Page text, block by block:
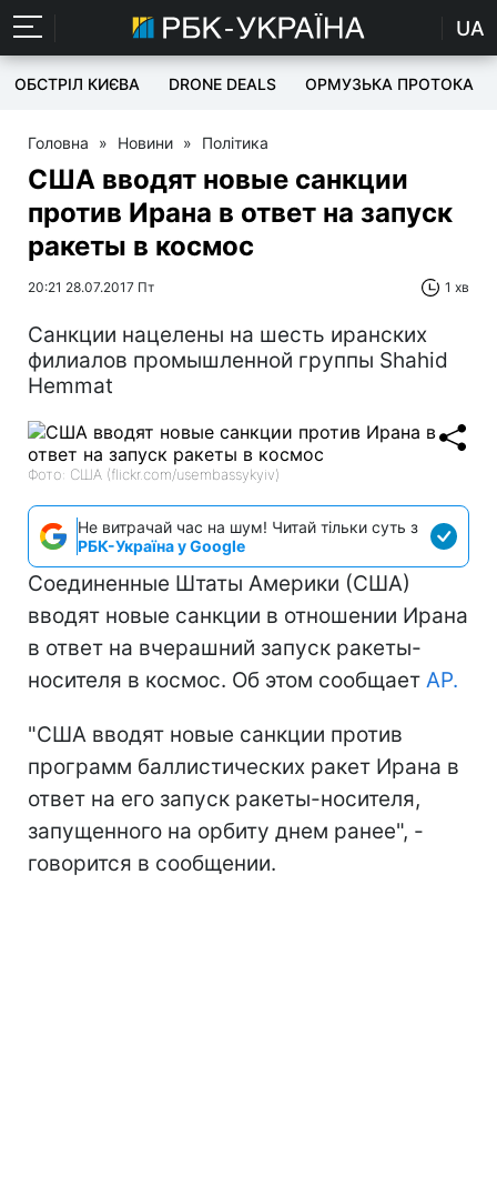
UA
ОБСТРІЛ КИЄВА DRONE DEALS ОРМУЗЬКА ПРОТОКА
Головна » Новини » Політика
США вводят новые санкции
против Ирана в ответ на запуск
ракеты в космос
20:21 28.07.2017 Пт 1 хв
Санкции нацелены на шесть иранских
филиалов промышленной группы Shahid
Hemmat
Фото: США (flickr.com/usembassykyiv)
Не витрачай час на шум! Читай тільки суть з
РБК-Україна у Google
Соединенные Штаты Америки (США)
вводят новые санкции в отношении Ирана
в ответ на вчерашний запуск ракеты-
носителя в космос. Об этом сообщает AP.
"США вводят новые санкции против
программ баллистических ракет Ирана в
ответ на его запуск ракеты-носителя,
запущенного на орбиту днем ранее", -
говорится в сообщении.